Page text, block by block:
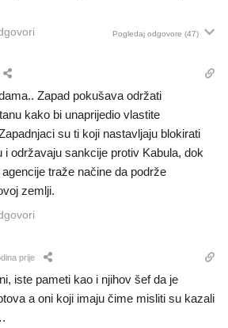
Pogledaj odgovore (47)
Zapad pokušava održati
kako bi unaprijedio vlastite
su ti koji nastavljaju blokirati
i održavaju sankcije protiv Kabula, dok
traže načine da podrže
zemlji.
prije
iste pameti kao i njihov šef da je
a oni koji imaju čime misliti su kazali